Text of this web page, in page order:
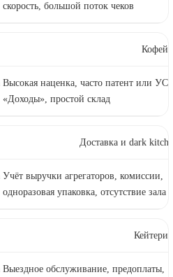
скорость, большой поток чеков
Высокая наценка, часто патент или
«Доходы», простой склад
Доставка и dark
Учёт выручки агрегаторов, комиссии,
одноразовая упаковка, отсутствие зала
Выездное обслуживание, предоплаты,